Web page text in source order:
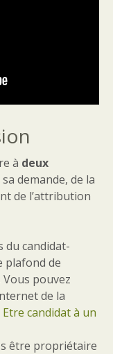
à deux
demande, de la
de l’attribution
du candidat-
plafond de
pouvez
de la
Etre candidat à un
être propriétaire